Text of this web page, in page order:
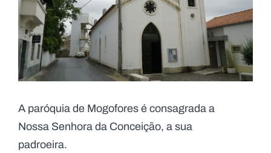
A paróquia de Mogofores é consagrada a
Nossa Senhora da Conceição, a sua
padroeira.​